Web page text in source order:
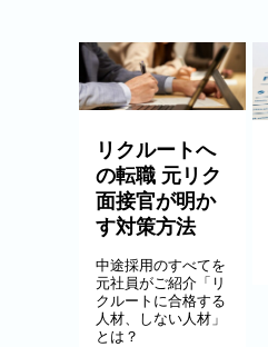
リクルートへ
の転職 元リク
面接官が明か
す対策方法
中途採用のすべてを
元社員がご紹介「リ
クルートに合格する
人材、しない人材」
とは？